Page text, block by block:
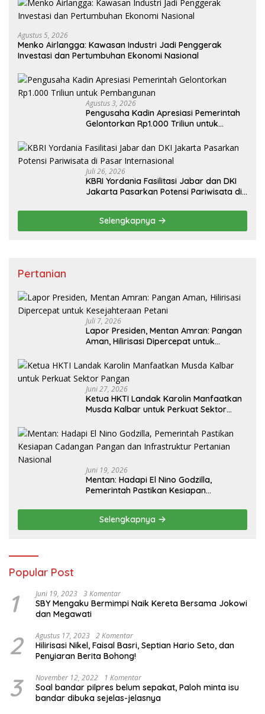
Agustus 5, 2026
Menko Airlangga: Kawasan Industri Jadi Penggerak
Investasi dan Pertumbuhan Ekonomi Nasional
Agustus 3, 2026
Pengusaha Kadin Apresiasi Pemerintah
Gelontorkan Rp1.000 Triliun untuk
Juli 26, 2026
KBRI Yordania Fasilitasi Jabar dan DKI
Jakarta Pasarkan Potensi Pariwisata di
Selengkapnya
Pertanian
Juli 7, 2026
Lapor Presiden, Mentan Amran: Pangan
Aman, Hilirisasi Dipercepat untuk
Juni 27, 2026
Ketua HKTI Landak Karolin Manfaatkan
Musda Kalbar untuk Perkuat Sektor
Juni 19, 2026
Mentan: Hadapi El Nino Godzilla,
Pemerintah Pastikan Kesiapan
Pertanian Nasional
Selengkapnya
Popular Post
1 Juni 19, 2023 3 Komentar
SBY Mengaku Bermimpi Naik Kereta Bersama Jokowi
dan Megawati
2 Agustus 17, 2023 2 Komentar
Hilirisasi Nikel, Faisal Basri, Septian Hario Seto, dan
Penyiaran Berita Bohong!
3 November 12, 2022 1 Komentar
Soal bandar pilpres belum sepakat, Paloh minta isu
bandar dibuka sejelas-jelasnya